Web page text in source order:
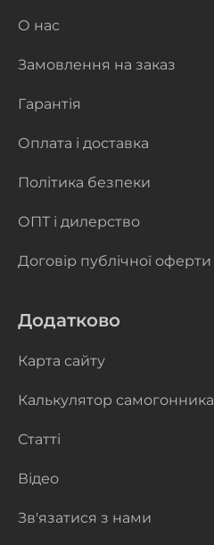
О нас
Замовлення на заказ
Гарантія
Оплата і доставка
Політика безпеки
ОПТ і дилерство
Договір публічної оферти
Додатково
Карта сайту
Калькулятор самогонника
Статті
Відео
Зв'язатися з нами